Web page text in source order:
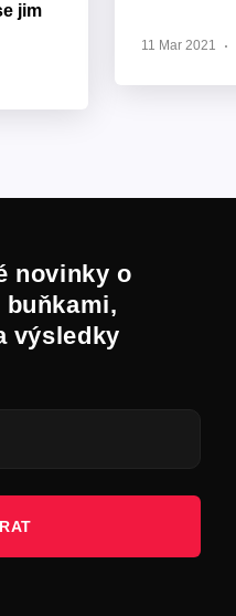
jim
11 Mar 2021
novinky o
výsledky